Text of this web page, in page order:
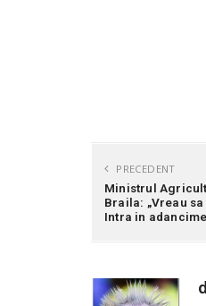
PRECEDENT
Ministrul
Braila: „Vreau
Intra in